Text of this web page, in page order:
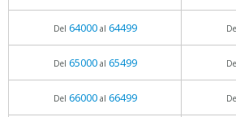
Del 64000al 64499
Del 65000al 65499
Del 66000al 66499